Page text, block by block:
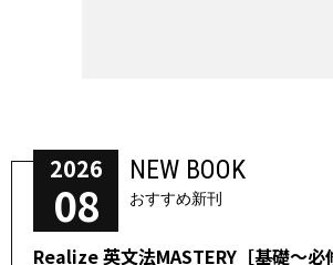
2026
08
NEW BOOK
おすすめ新刊
Realize 英文法MASTERY［基礎～必